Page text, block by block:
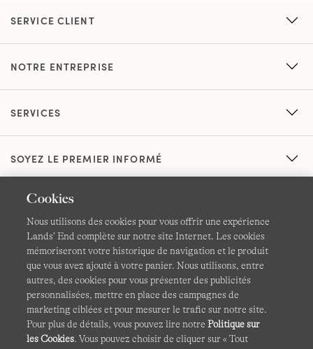
SERVICE CLIENT
NOTRE ENTREPRISE
SERVICES
SOYEZ LE PREMIER INFORMÉ
CGV Confidentialité et sécurité
Cookies -Gérer mes paramètres Carte du site
Lands' End à l'international
Cookies
Nous utilisons des cookies pour vous offrir une expérience
Lands’ End complète sur notre site Internet. Les cookies
mémoriseront votre historique de navigation et le produit
que vous avez ajouté à votre panier. Nous utilisons, entre
autres, des cookies pour vous présenter des publicités
personnalisées, mettre en place des campagnes de
marketing ciblées et pour mesurer le trafic sur notre site.
Pour plus de détails, vous pouvez lire notrePolitique sur
les Cookies. Vous pouvez choisir de cliquer sur « Tout